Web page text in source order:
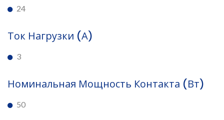
24
Ток Нагрузки (А)
3
Номинальная Мощность Контакта (Вт)
50